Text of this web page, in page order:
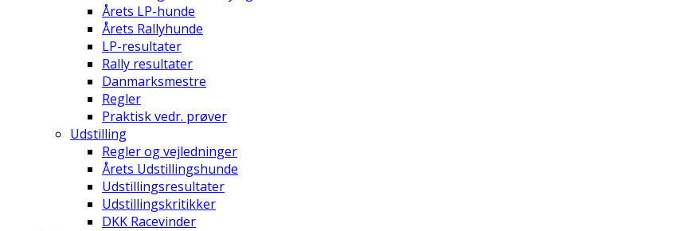
Årets LP-hunde
Årets Rallyhunde
LP-resultater
Rally resultater
Danmarksmestre
Regler
Praktisk vedr. prøver
Udstilling
Regler og vejledninger
Årets Udstillingshunde
Udstillingsresultater
Udstillingskritikker
DKK Racevinder